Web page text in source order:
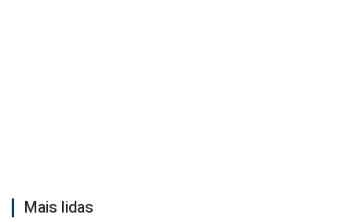
Mais lidas